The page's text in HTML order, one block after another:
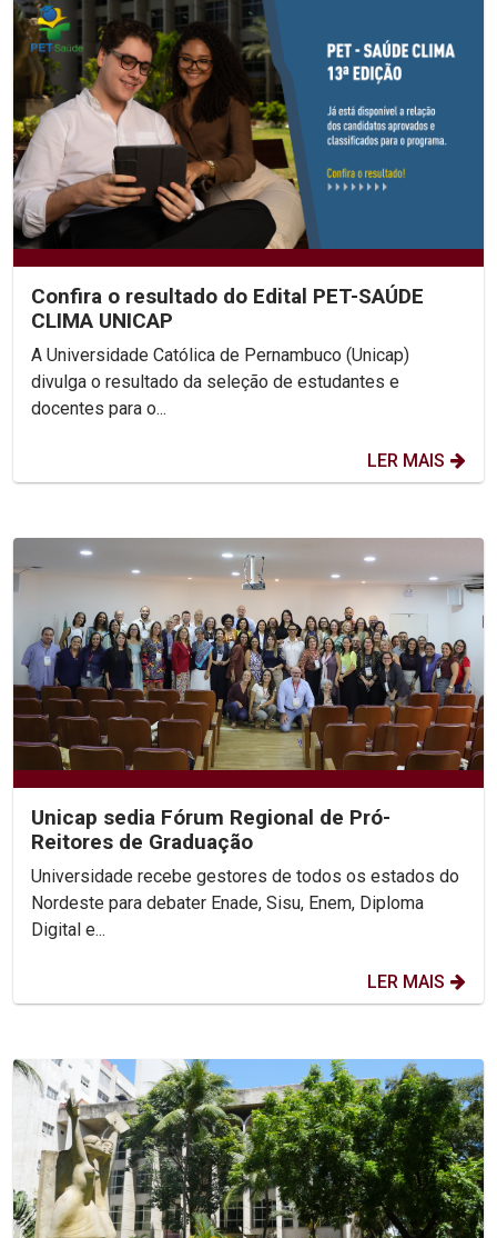
Confira o resultado do Edital PET-SAÚDE
CLIMA UNICAP
A Universidade Católica de Pernambuco (Unicap)
divulga o resultado da seleção de estudantes e
docentes para o...
LER MAIS
Unicap sedia Fórum Regional de Pró-
Reitores de Graduação
Universidade recebe gestores de todos os estados do
Nordeste para debater Enade, Sisu, Enem, Diploma
Digital e...
LER MAIS